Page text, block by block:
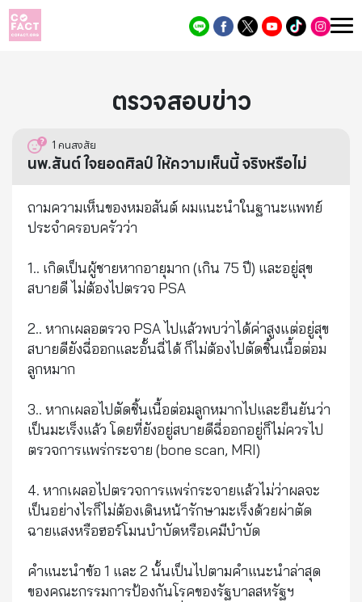
ตรวจสอบข่าว
1 คนสงสัย
นพ.สันต์ ใจยอดศิลป์ ให้ความเห็นนี้ จริงหรือไม่
ถามความเห็นของหมอสันต์ ผมแนะนำในฐานะแพทย์
ประจำครอบครัวว่า
1.. เกิดเป็นผู้ชายหากอายุมาก (เกิน 75 ปี) และอยู่สุข
สบายดี ไม่ต้องไปตรวจ PSA
2.. หากเผลอตรวจ PSA ไปแล้วพบว่าได้ค่าสูงแต่อยู่สุข
สบายดียังฉี่ออกและอั้นฉี่ได้ ก็ไม่ต้องไปตัดชิ้นเนื้อต่อม
ลูกหมาก
3.. หากเผลอไปตัดชิ้นเนื้อต่อมลูกหมากไปและยืนยันว่า
เป็นมะเร็งแล้ว โดยที่ยังอยู่สบายดีฉี่ออกอยู่ก็ไม่ควรไป
ตรวจการแพร่กระจาย (bone scan, MRI)
4. หากเผลอไปตรวจการแพร่กระจายแล้วไม่ว่าผลจะ
เป็นอย่างไรก็ไม่ต้องเดินหน้ารักษามะเร็งด้วยผ่าตัด
ฉายแสงหรือฮอร์โมนบำบัดหรือเคมีบำบัด
คำแนะนำข้อ 1 และ 2 นั้นเป็นไปตามคำแนะนำล่าสุด
ของคณะกรรมการป้องกันโรคของรัฐบาลสหรัฐฯ